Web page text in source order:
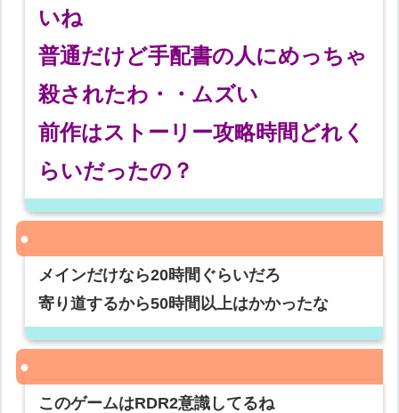
いね
普通だけど手配書の人にめっちゃ
殺されたわ・・ムズい
前作はストーリー攻略時間どれく
らいだったの？
メインだけなら20時間ぐらいだろ
寄り道するから50時間以上はかかったな
このゲームはRDR2意識してるね